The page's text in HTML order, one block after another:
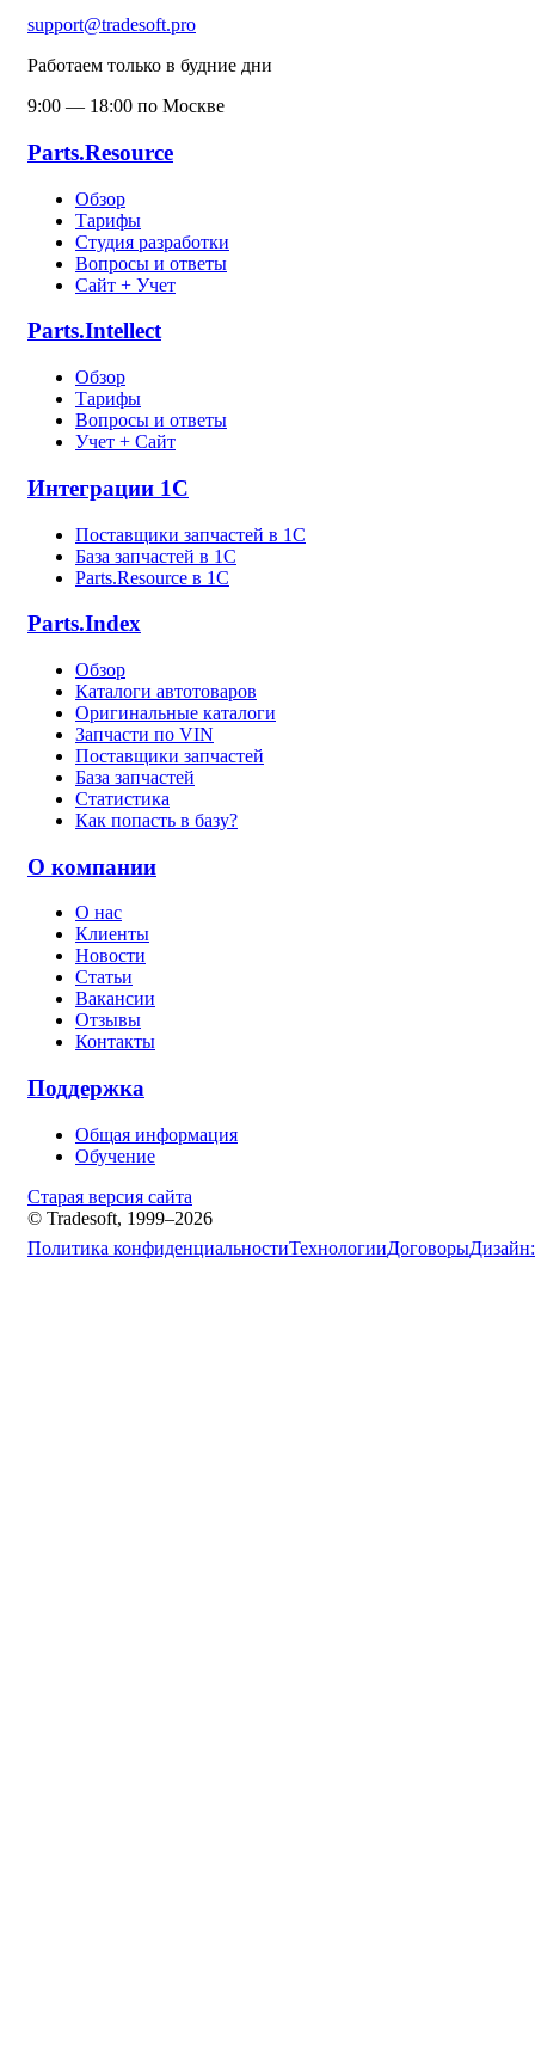
support@tradesoft.pro
Работаем только в будние дни
9:00 — 18:00 по Москве
Parts.Resource
Обзор
Тарифы
Студия разработки
Вопросы и ответы
Сайт + Учет
Parts.Intellect
Обзор
Тарифы
Вопросы и ответы
Учет + Сайт
Интеграции 1С
Поставщики запчастей в 1C
База запчастей в 1С
Parts.Resource в 1C
Parts.Index
Обзор
Каталоги автотоваров
Оригинальные каталоги
Запчасти по VIN
Поставщики запчастей
База запчастей
Статистика
Как попасть в базу?
О компании
О нас
Клиенты
Новости
Статьи
Вакансии
Отзывы
Контакты
Поддержка
Общая информация
Обучение
Старая версия сайта
© Tradesoft, 1999–2026
Политика конфиденциальностиТехнологииДоговорыДизайн: